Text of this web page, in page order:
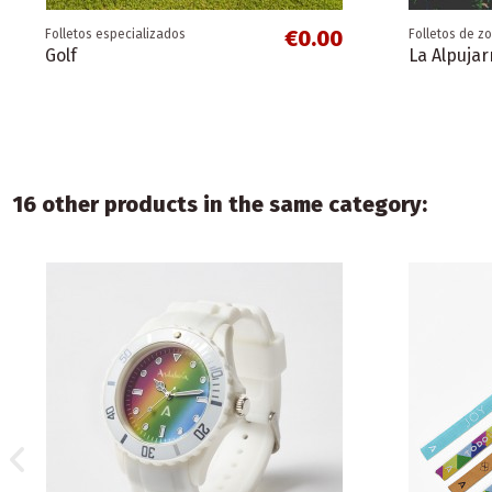
Folletos especializados
Golf
€0.00 Folletos de
La
Libros temáticos (solo en formato
€0.00 Folletos de
Folletos de zonas €0.00 Folletos de
16 other products in the same category: